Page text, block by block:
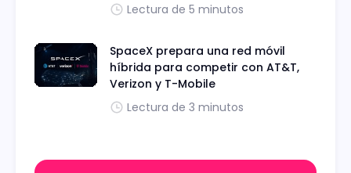
Lectura de 5 minutos
SpaceX prepara una red móvil
híbrida para competir con AT&T,
Verizon y T-Mobile
Lectura de 3 minutos